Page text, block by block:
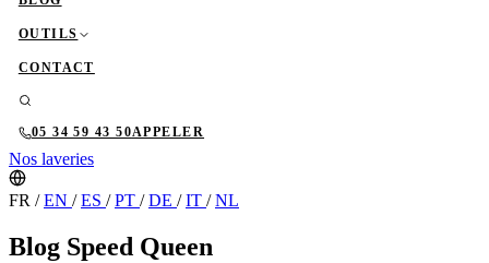
OUTILS
CONTACT
05 34 59 43 50APPELER
Nos laveries
FR /EN /ES /PT /DE /IT /NL
Blog Speed Queen